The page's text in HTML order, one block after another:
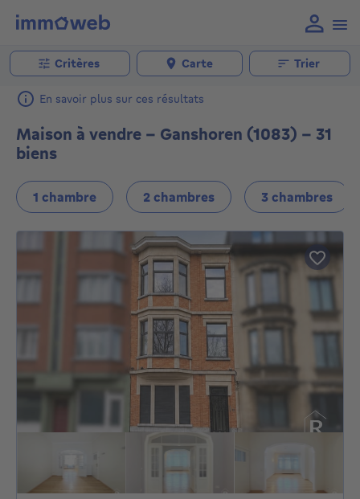
Critères Carte Trier
En savoir plus sur ces résultats
Maison à vendre - Ganshoren (1083) - 31
biens
1 chambre 2 chambres 3 chambres